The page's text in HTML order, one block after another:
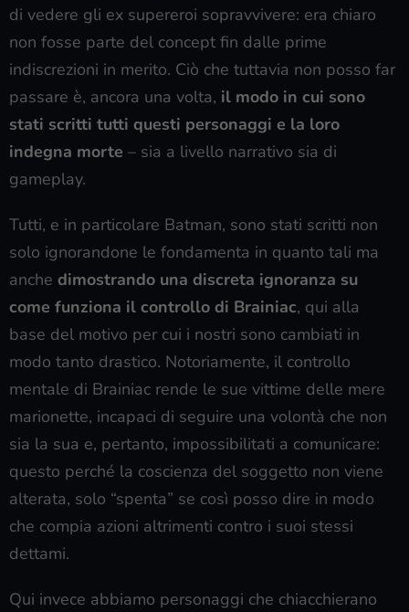
di vedere gli ex supereroi sopravvivere: era chiaro
non fosse parte del concept fin dalle prime
indiscrezioni in merito. Ciò che tuttavia non posso far
passare è, ancora una volta, il modo in cui sono
stati scritti tutti questi personaggi e la loro
indegna morte – sia a livello narrativo sia di
gameplay.
Tutti, e in particolare Batman, sono stati scritti non
solo ignorandone le fondamenta in quanto tali ma
anche dimostrando una discreta ignoranza su
come funziona il controllo di Brainiac, qui alla
base del motivo per cui i nostri sono cambiati in
modo tanto drastico. Notoriamente, il controllo
mentale di Brainiac rende le sue vittime delle mere
marionette, incapaci di seguire una volontà che non
sia la sua e, pertanto, impossibilitati a comunicare:
questo perché la coscienza del soggetto non viene
alterata, solo “spenta” se così posso dire in modo
che compia azioni altrimenti contro i suoi stessi
dettami.
Qui invece abbiamo personaggi che chiacchierano